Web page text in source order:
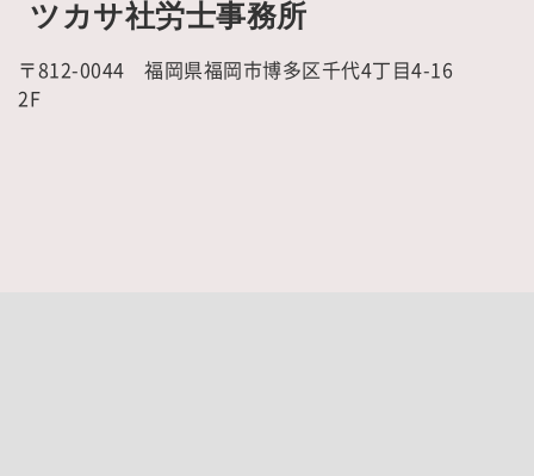
ツカサ社労士事務所
〒812-0044 福岡県福岡市博多区千代4丁目4-16
2F